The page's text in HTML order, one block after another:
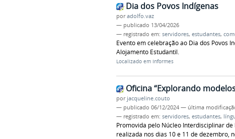
Dia dos Povos Indígenas
poradolfo.vaz
— publicado 13/04/2026
— registrado em: servidores, estudantes,
Evento em celebração ao Dia dos Povos
Alojamento Estudantil.
Localizado em Informes
Oficina “Explorando
por jacqueline.couto
— publicado 06/12/2024 — última
— registrado em: servidores, estudantes,
Promovida pelo Núcleo Interdisciplinar
realizada nos dias 10 e 11 de dezembro,